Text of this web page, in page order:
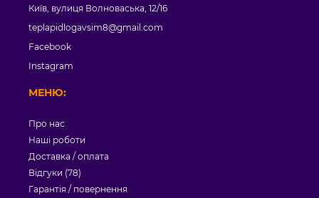
МЕНЮ:
Про нас
Наші роботи
Доставка / оплата
Відгуки (78)
Гарантія / повернення
Київ, вулиця Волноваська, 12/16
teplapidlogavsim8@gmail.com
Facebook
Instagram